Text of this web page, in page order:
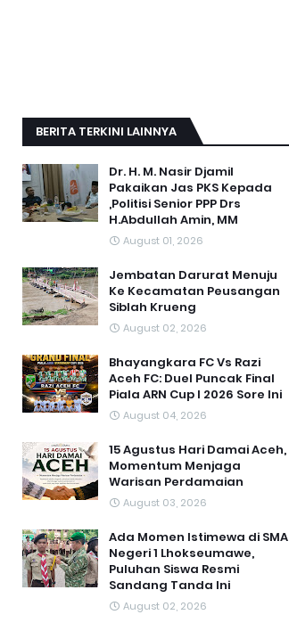
BERITA TERKINI LAINNYA
Dr. H. M. Nasir Djamil
Pakaikan Jas PKS Kepada
,Politisi Senior PPP Drs
H.Abdullah Amin, MM
August 01, 2026
Jembatan Darurat Menuju
Ke Kecamatan Peusangan
Siblah Krueng
August 02, 2026
Bhayangkara FC Vs Razi
Aceh FC: Duel Puncak Final
Piala ARN Cup I 2026 Sore Ini
August 04, 2026
15 Agustus Hari Damai Aceh,
Momentum Menjaga
Warisan Perdamaian
August 03, 2026
Ada Momen Istimewa di SMA
Negeri 1 Lhokseumawe,
Puluhan Siswa Resmi
Sandang Tanda Ini
August 02, 2026